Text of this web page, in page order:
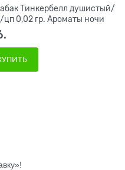
Тинкербелл душистый/
цп 0,02 гр. Ароматы ночи